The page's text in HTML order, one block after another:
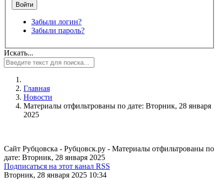
Забыли логин?
Забыли пароль?
Искать...
Главная
Новости
Материалы отфильтрованы по дате: Вторник, 28 января
2025
Сайт Рубцовска - Рубцовск.ру - Материалы отфильтрованы по
дате: Вторник, 28 января 2025
Подписаться на этот канал RSS
Вторник, 28 января 2025 10:34